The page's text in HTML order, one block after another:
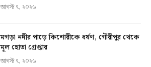
আগস্ট ৭, ২০২৬
মগড়া নদীর পাড়ে কিশোরীকে ধর্ষণ, গৌরীপুর থেকে
মূল হোতা গ্রেপ্তার
আগস্ট ৭, ২০২৬